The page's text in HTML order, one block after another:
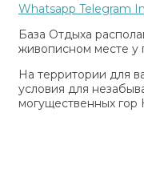
Whatsapp Telegram
База Отдыха
живописном месте у
На территории для
условия для
могущественных гор